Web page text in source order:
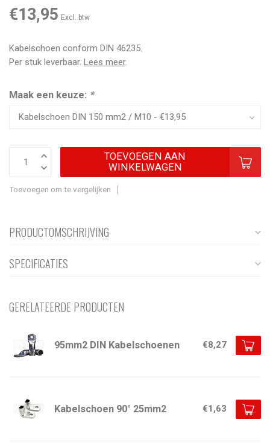
€13,95 Excl. btw
Kabelschoen conform DIN 46235.
Per stuk leverbaar. Lees meer.
Maak een keuze: *
TOEVOEGEN AAN
WINKELWAGEN
Toevoegen om te vergelijken
PRODUCTOMSCHRIJVING
SPECIFICATIES
GERELATEERDE PRODUCTEN
95mm2 DIN Kabelschoenen €8,27
Kabelschoen 90° 25mm2 €1,63